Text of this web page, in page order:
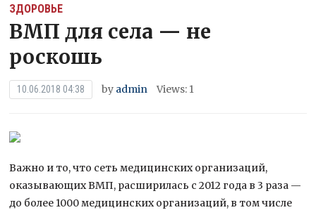
ЗДОРОВЬЕ
ВМП для села — не
роскошь
10.06.2018 04:38 by admin Views: 1
Важно и то, что сеть медицинских организаций,
оказывающих ВМП, расширилась с 2012 года в 3 раза —
до более 1000 медицинских организаций, в том числе